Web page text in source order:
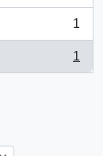
1
1